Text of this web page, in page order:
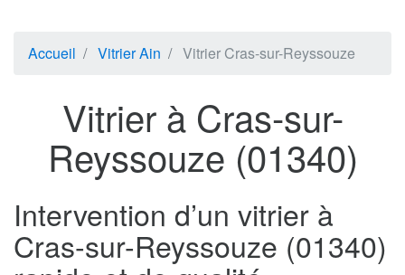
Accueil Vitrier Ain Vitrier Cras-sur-Reyssouze
Vitrier à Cras-sur-
Reyssouze (01340)
Intervention d’un vitrier à
Cras-sur-Reyssouze (01340)